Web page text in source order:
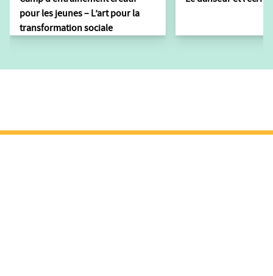
pour les jeunes – L’art pour la
transformation sociale